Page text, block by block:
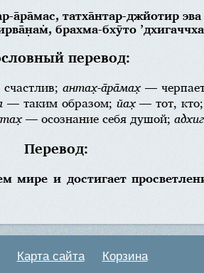
а̄ра̄мас, татха̄нтар-джйотир
брахма-бхӯто
перевод:
антах̣-а̄ра̄мах̣— черпает
— таким образом; йах̣— тот, кто;
— осознание себя душой;
Перевод:
мире и достигает
Карта сайта
Корзина